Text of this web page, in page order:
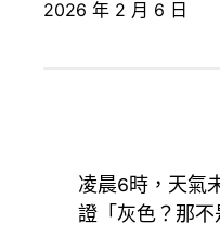
2026 年 2 月 6 日
凌晨6時，天氣
證「灰色？那